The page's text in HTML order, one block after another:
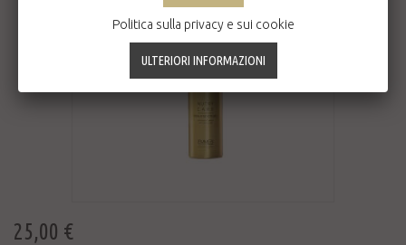
25,00 €
Politica sulla privacy e sui cookie